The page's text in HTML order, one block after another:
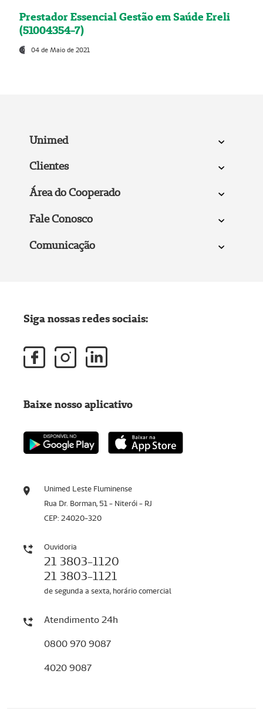
Prestador Essencial Gestão em Saúde Ereli
(51004354-7)
04 de Maio de 2021
Unimed
Clientes
Área do Cooperado
Fale Conosco
Comunicação
Unimed Leste Fluminense
Rua Dr. Borman, 51 - Niterói - RJ
CEP: 24020-320
Ouvidoria
21 3803-1120
21 3803-1121
de segunda a sexta, horário comercial
Atendimento 24h
0800 970 9087
4020 9087
Siga nossas redes sociais:
Baixe nosso aplicativo